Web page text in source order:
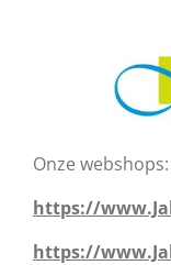
Onze webshops:
https://
https://